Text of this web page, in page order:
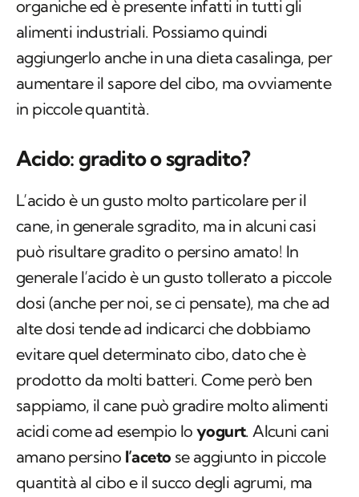
organiche ed è presente infatti in tutti gli
alimenti industriali. Possiamo quindi
aggiungerlo anche in una dieta casalinga, per
aumentare il sapore del cibo, ma ovviamente
in piccole quantità.
Acido: gradito o sgradito?
L’acido è un gusto molto particolare per il
cane, in generale sgradito, ma in alcuni casi
può risultare gradito o persino amato! In
generale l’acido è un gusto tollerato a piccole
dosi (anche per noi, se ci pensate), ma che ad
alte dosi tende ad indicarci che dobbiamo
evitare quel determinato cibo, dato che è
prodotto da molti batteri. Come però ben
sappiamo, il cane può gradire molto alimenti
acidi come ad esempio lo yogurt. Alcuni cani
amano persino l’aceto se aggiunto in piccole
quantità al cibo e il succo degli agrumi, ma